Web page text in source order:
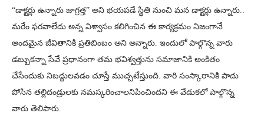
“డాక్టర్లు ఉన్నారు జాగ్రత్త” అని భయపడే స్థితి నుంచి మన డాక్టర్లు ఉన్నారు..
మరేం ఫరవాలేదు అన్న విశ్వాసం కలిగించిన ఈ కార్యక్రమం నిజంగానే
అందమైన జీవితానికి ప్రతిబింబం అని అన్నారు. ఇందులో పాల్గొన్న వారు
డబ్బుకన్నా సేవే ప్రధానంగా తమ భవిశ్వత్తును సమాజానికి అంకితం
చేసేందుకు నిబద్దులవడం చూస్తే ముచ్చటేస్తుంది. వారి సంస్కారానికి పాదు
పోసిన తల్లిదండ్రులకు నమస్కరించాలనిపించిందని ఈ వేడుకలో పాల్గొన్న
వారు తెలిపారు.